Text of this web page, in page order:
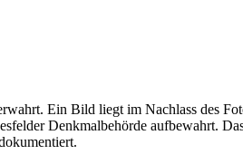
Ein Bild liegt im Nachlass des
Denkmalbehörde aufbewahrt.